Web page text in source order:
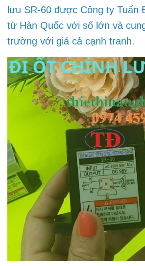
lưu SR-60 được Công ty Tuấn
từ Hàn Quốc với số lớn và
trường với giá cả cạnh tranh.